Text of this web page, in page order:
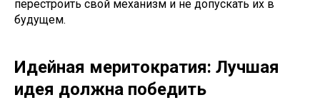
перестроить свой механизм и не допускать их в
будущем.
Идейная меритократия: Лучшая
идея должна победить